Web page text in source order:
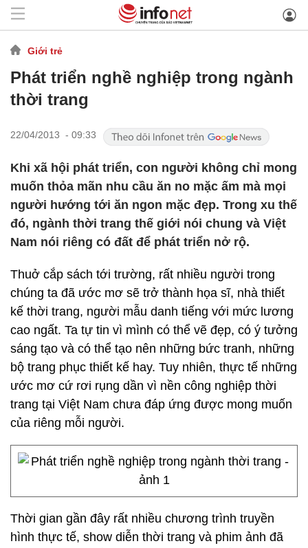
Giới trẻ
Phát triển nghề nghiệp trong ngành
thời trang
22/04/2013 - 09:33
Khi xã hội phát triển, con người không chỉ mong
muốn thỏa mãn nhu cầu ăn no mặc ấm mà mọi
người hướng tới ăn ngon mặc đẹp. Trong xu thế
đó, ngành thời trang thế giới nói chung và Việt
Nam nói riêng có đất để phát triển nở rộ.
Thuở cắp sách tới trường, rất nhiều người trong
chúng ta đã ước mơ sẽ trở thành họa sĩ, nhà thiết
kế thời trang, người mẫu danh tiếng với mức lương
cao ngất. Ta tự tin vì mình có thể vẽ đẹp, có ý tưởng
sáng tạo và có thể tạo nên những bức tranh, những
bộ trang phục thiết kế hay. Tuy nhiên, thực tế những
ước mơ cứ rơi rụng dần vì nền công nghiệp thời
trang tại Việt Nam chưa đáp ứng được mong muốn
của riêng mỗi người.
Thời gian gần đây rất nhiều chương trình truyền
hình thực tế, show diễn thời trang và phim ảnh đã